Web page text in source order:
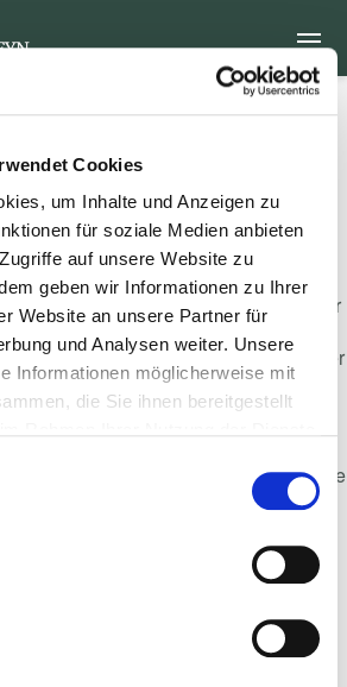
Cookies
um Inhalte und Anzeigen zu
für soziale Medien anbieten
auf unsere Website zu
geben wir Informationen zu Ihrer
Website an unsere Partner für
und Analysen weiter. Unsere
Informationen möglicherweise mit
die Sie ihnen bereitgestellt
Angelurlaub auf Fünen!
Umfrage teil und sichere dir die
Aufenthalt für zwei Personen in
Lodge auf dem magischen
Natur, Entspannung und
Meerforellenangeln erwarten dich.
besten Küstengebiete Dänemarks für
– mit klarem Wasser,
und idealen Bedingungen zu jeder
Sommer oder Herbst – auf Fünen
für deinen nächsten
Küstenangeln auf Fünen, und gewinne
Herzen der dänischen Natur.